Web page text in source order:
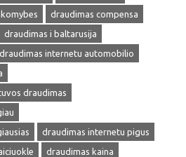
draudimas compensa
draudimas i baltarusija
draudimas internetu automobilio
draudimas
draudimas internetu pigus
draudimas kaina